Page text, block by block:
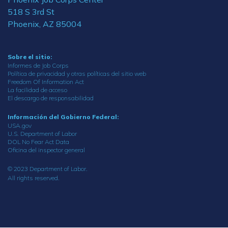
518 S 3rd St
Phoenix, AZ 85004
Sobre el sitio:
Informes de Job Corps
Política de privacidad y otras políticas del sitio web
Freedom Of Information Act
La facilidad de acceso
El descargo de responsabilidad
Información del Gobierno Federal:
USA.gov
U.S. Department of Labor
DOL No Fear Act Data
Oficina del inspector general
© 2023 Department of Labor.
All rights reserved.